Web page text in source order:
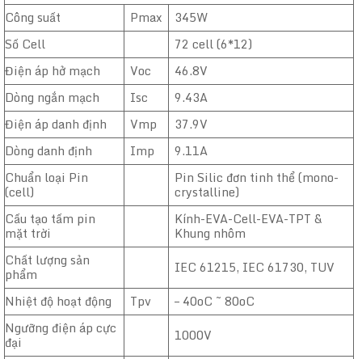
Công suất
Pmax
345W
Số Cell
72 cell (6*12)
Điện áp hở mạch
Voc
46.8V
Dòng ngắn mạch
Isc
9.43A
Điện áp danh định
Vmp
37.9V
Dòng danh định
Imp
9.11A
Chuẩn loại Pin
(cell)
Pin Silic đơn tinh thể (mono-
crystalline)
Cấu tạo tấm pin
mặt trời
Kính-EVA-Cell-EVA-TPT &
Khung nhôm
Chất lượng sản
phẩm
IEC 61215, IEC 61730, TUV
Nhiệt độ hoạt động
Tpv
– 40oC ~ 80oC
Ngưỡng điện áp cực
đại
1000V